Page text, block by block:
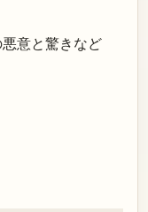
意と驚きなど